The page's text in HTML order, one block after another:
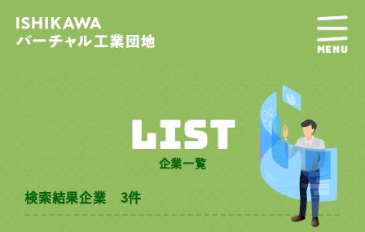
MENU
LIST
企業一覧
検索結果企業 3件